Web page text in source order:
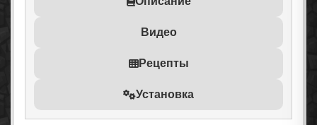
Видео
Рецепты
Установка